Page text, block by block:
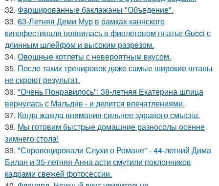
32. Фаршированные баклажаны "Объедение".
33. 63-Летняя Деми Мур в рамках каннского
кинофестиваля появилась в фиолетовом платье Gucci с
длинным шлейфом и высоким разрезом.
34. Овощные котлеты с невероятным вкусом.
35. После таких тренировок даже самые широкие штаны
не скроют результат.
36. "Очень Понравилось": 38-летняя Екатерина шпица
вернулась с Мальдив - и делится впечатлениями.
37. Когда жажда внимания сильнее здравого смысла.
38. Мы готовим быстрые домашние разносолы осенне
зимнего стола!
39. "Спровоцировали Слухи о Романе" - 44-летний Дима
Билан и 35-летняя Анна асти смутили поклонников
кадрами свежей фотосессии.